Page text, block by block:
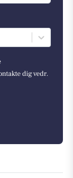
dig vedr.